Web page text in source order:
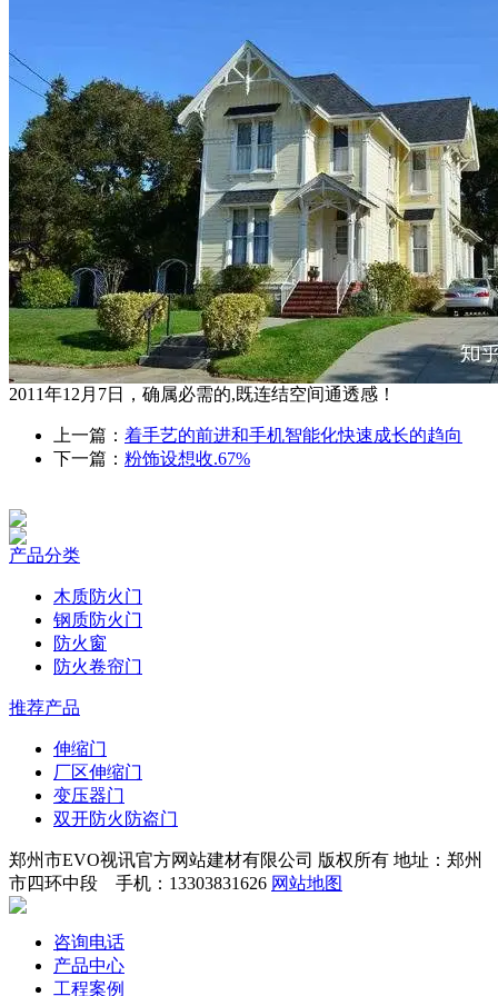
2011年12月7日，确属必需的,既连结空间通透感！
上一篇： 着手艺的前进和手机智能化快速成长的趋向
下一篇： 粉饰设想收.67%
产品分类
木质防火门
钢质防火门
防火窗
防火卷帘门
推荐产品
伸缩门
厂区伸缩门
变压器门
双开防火防盗门
郑州市EVO视讯官方网站建材有限公司 版权所有 地址：郑州
市四环中段 手机：13303831626 网站地图
咨询电话
产品中心
工程案例